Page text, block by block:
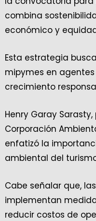
combina
económico y
Esta estrategia
mipymes en
crecimiento
Henry Garay
Corporación
enfatizó la
ambiental del
Cabe señalar que,
implementan
reducir costos de